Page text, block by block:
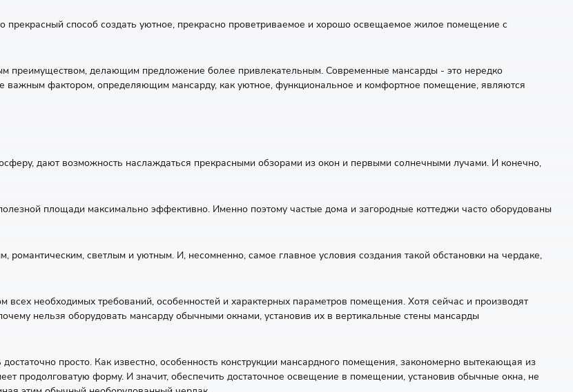
способ создать уютное, прекрасно проветриваемое и хорошо освещаемое жилое помещение с
преимуществом, делающим предложение более привлекательным. Современные мансарды - это нередко
фактором, определяющим мансарду, как уютное, функциональное и комфортное помещение, являются
дают возможность наслаждаться прекрасными обзорами из окон и первыми солнечными лучами. И конечно,
площади максимально эффективно. Именно поэтому частые дома и загородные коттеджи часто оборудованы
светлым и уютным. И, несомненно, самое главное условия создания такой обстановки на чердаке,
всех необходимых требований, особенностей и характерных параметров помещения. Хотя сейчас и производят
нельзя оборудовать мансарду обычными окнами, установив их в вертикальные стены мансарды
просто. Как известно, особенность конструкции мансардного помещения, закономерно вытекающая из
продолговатую форму. И значит, обеспечить достаточное освещение в помещении, установив обычные окна, не